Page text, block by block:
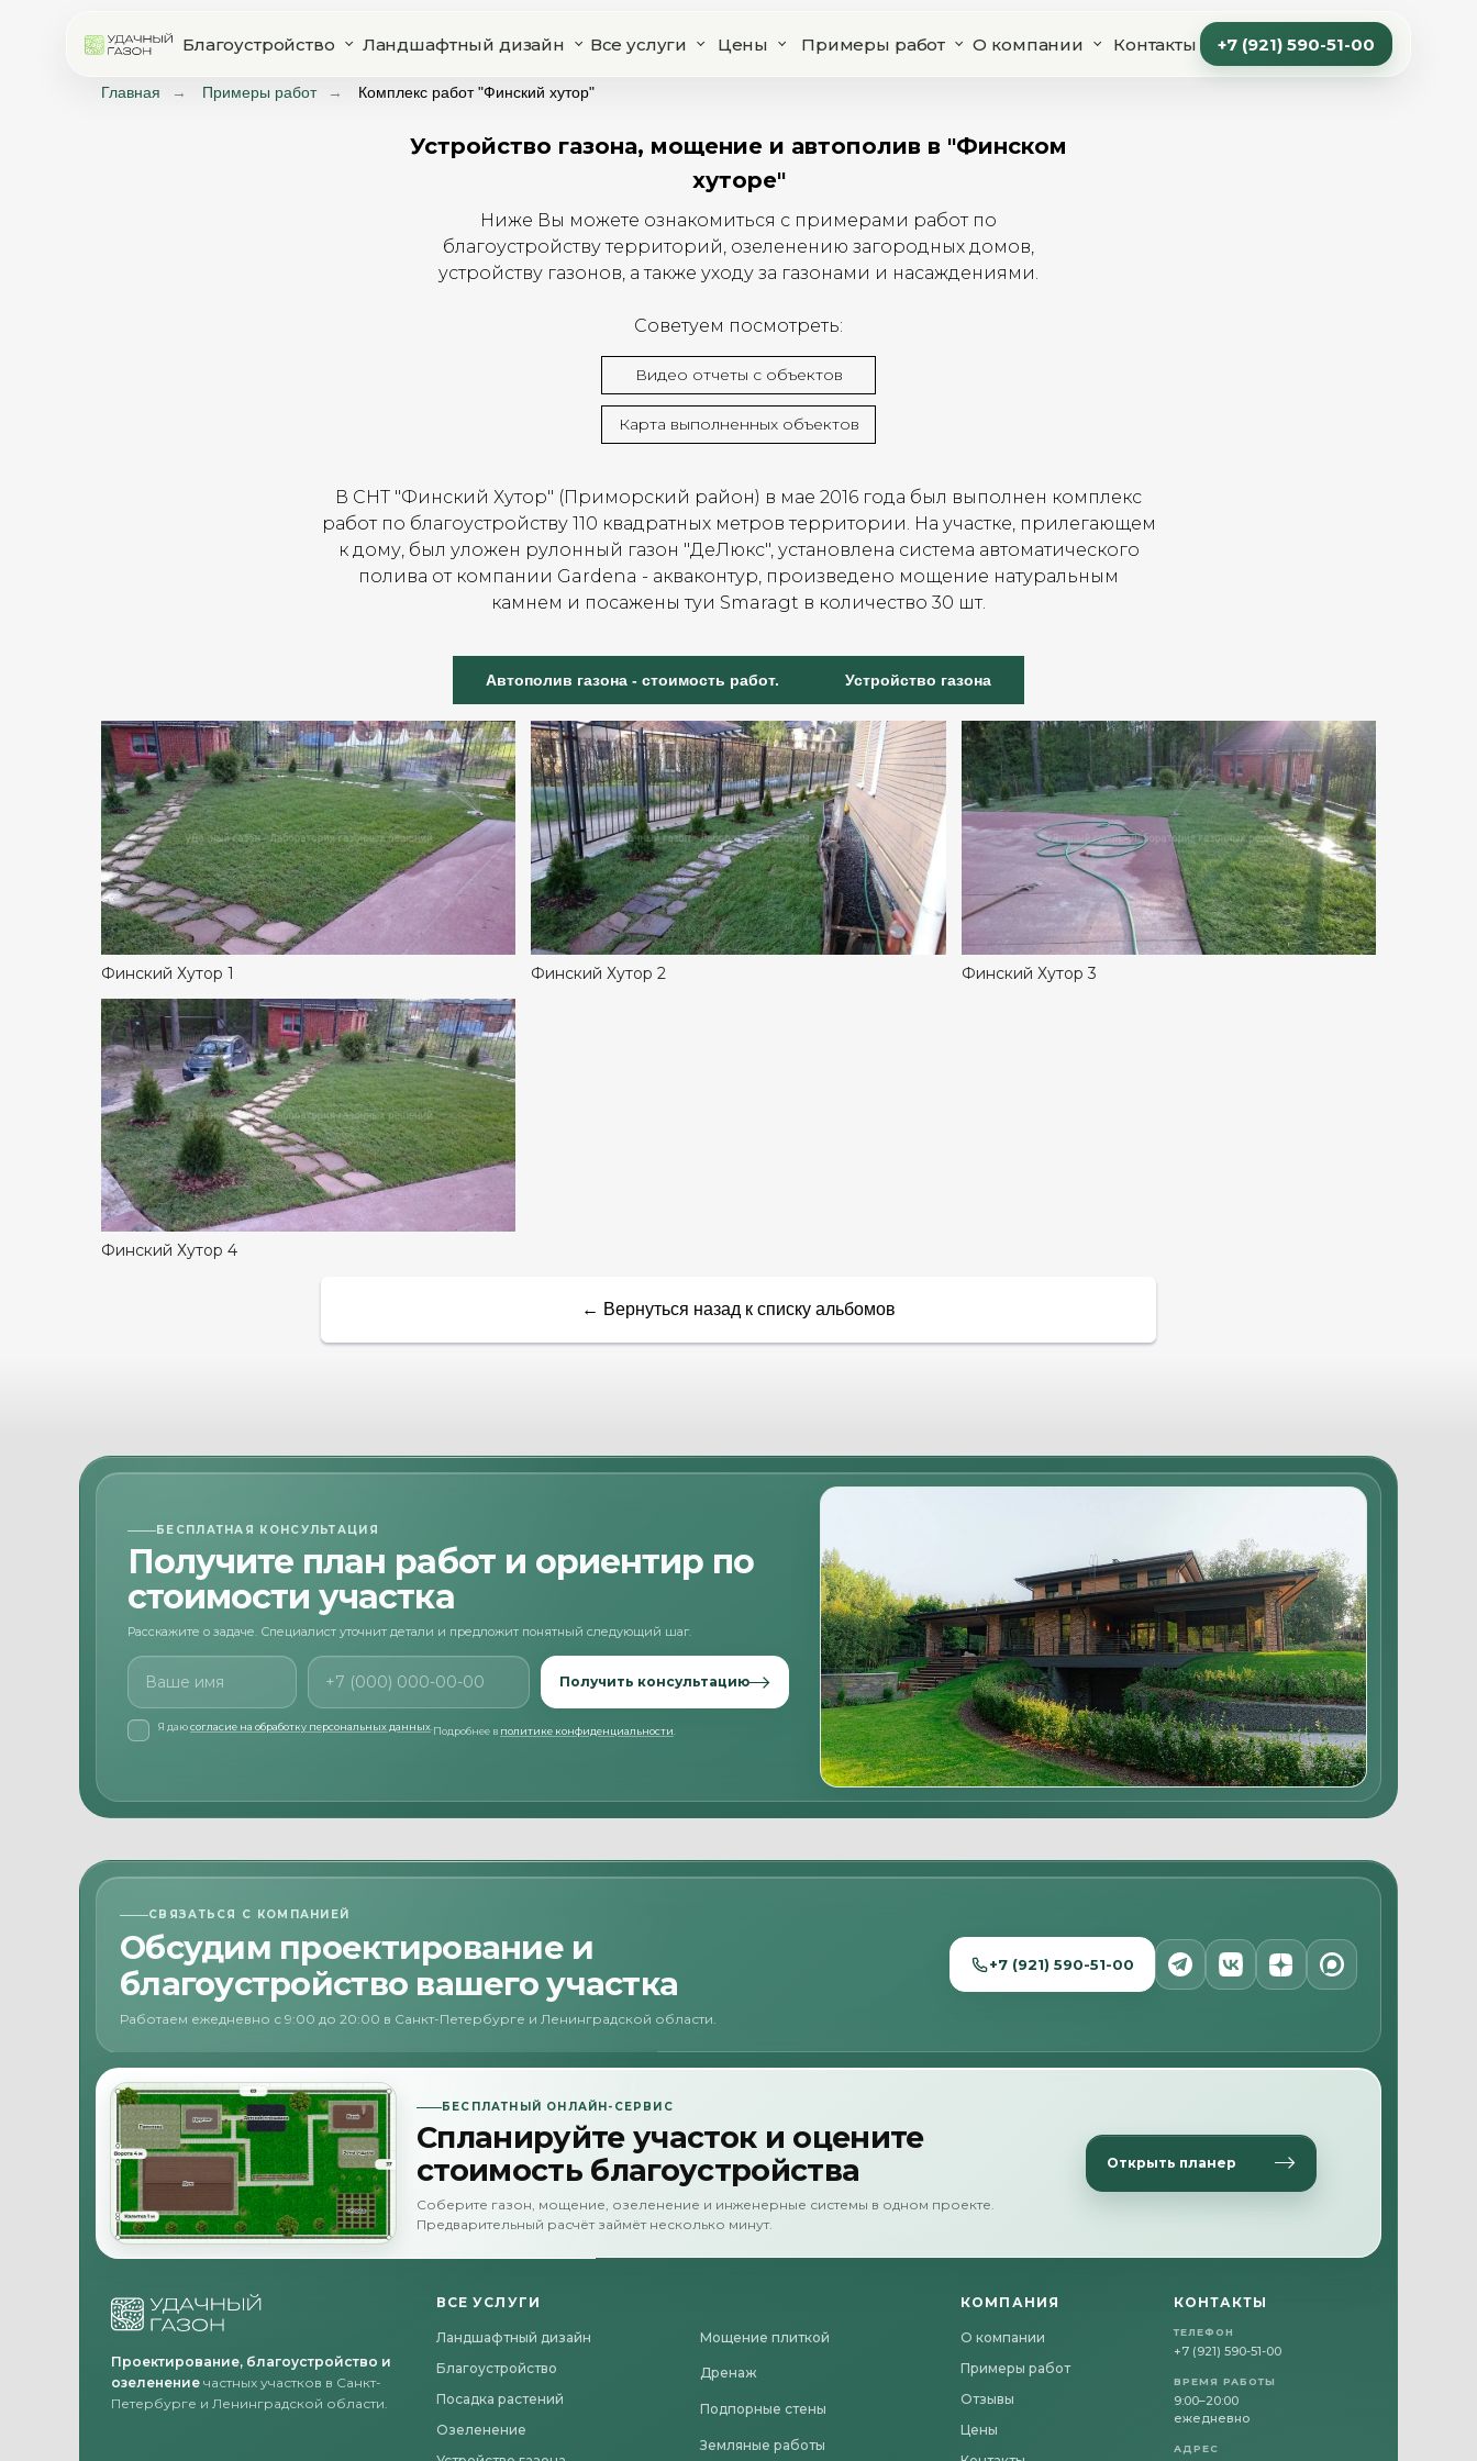
Благоустройство Ландшафтный дизайн Все услуги Цены Примеры работ О компании Контакты +7 (921) 590-51-00
Главная → Примеры работ → Комплекс работ "Финский хутор"
Видео отчеты с объектов
Карта выполненных объектов
Устройство газона, мощение и автополив в "Финском
хуторе"
Ниже Вы можете ознакомиться с примерами работ по
благоустройству территорий, озеленению загородных домов,
устройству газонов, а также уходу за газонами и насаждениями.
Советуем посмотреть:
В СНТ "Финский Хутор" (Приморский район) в мае 2016 года был выполнен комплекс
работ по благоустройству 110 квадратных метров территории. На участке, прилегающем
к дому, был уложен рулонный газон "ДеЛюкс", установлена система автоматического
полива от компании Gardena - акваконтур, произведено мощение натуральным
камнем и посажены туи Smaragt в количество 30 шт.
Автополив газона - стоимость работ. Устройство газона
Финский Хутор 1 Финский Хутор 2 Финский Хутор 3
Финский Хутор 4
← Вернуться назад к списку альбомов
БЕСПЛАТНАЯ КОНСУЛЬТАЦИЯ
Получите план работ и ориентир по
стоимости участка
Расскажите о задаче. Специалист уточнит детали и предложит понятный следующий шаг.
Ваше имя Номер телефона
Получить консультацию
Я даюсогласие на обработку персональных данных Подробнее в политике конфиденциальности
СВЯЗАТЬСЯ С КОМПАНИЕЙ
Обсудим проектирование и
благоустройство вашего участка
Работаем ежедневно с 9:00 до 20:00 в Санкт-Петербурге и Ленинградской области.
+7 (921) 590-51-00
БЕСПЛАТНЫЙ ОНЛАЙН-СЕРВИС
Спланируйте участок и оцените
стоимость благоустройства
Соберите газон, мощение, озеленение и инженерные системы в одном проекте.
Предварительный расчёт займёт несколько минут.
Открыть планер
Проектирование, благоустройство и
озеленение частных участков в Санкт-
Петербурге и Ленинградской области.
ВСЕ УСЛУГИ
Ландшафтный дизайн
Благоустройство
Посадка растений
Озеленение
Мощение плиткой
Дренаж
Подпорные стены
Земляные работы
КОМПАНИЯ
О компании
Примеры работ
Отзывы
Цены
КОНТАКТЫ
ТЕЛЕФОН
+7 (921) 590-51-00
ВРЕМЯ РАБОТЫ
9:00–20:00
ежедневно
АДРЕС